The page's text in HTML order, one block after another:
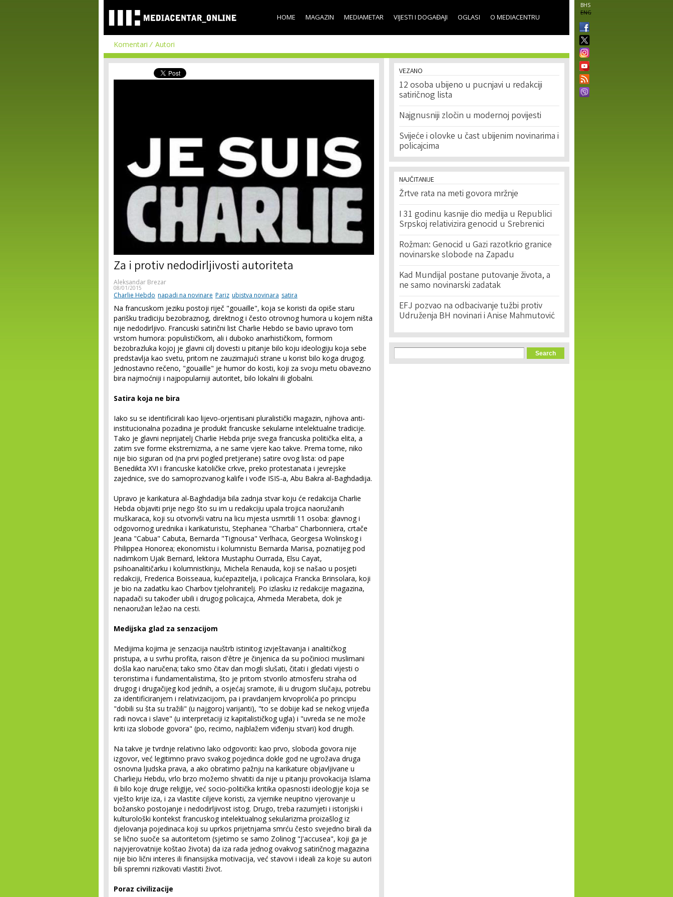
main
content
BHS
ENG
HOME MAGAZIN MEDIAMETAR VIJESTI I DOGAĐAJI OGLASI O MEDIACENTRU
Komentari Autori
Za i protiv nedodirljivosti autoriteta
Aleksandar Brezar
08/01/2015
Charlie Hebdo napadi na novinare Pariz ubistva novinara satira
Na francuskom jeziku postoji riječ "gouaille", koja se koristi da opiše staru
parišku tradiciju bezobraznog, direktnog i često otrovnog humora u kojem ništa
nije nedodirljivo. Francuski satirični list Charlie Hebdo se bavio upravo tom
vrstom humora: populističkom, ali i duboko anarhističkom, formom
bezobrazluka kojoj je glavni cilj dovesti u pitanje bilo koju ideologiju koja sebe
predstavlja kao svetu, pritom ne zauzimajući strane u korist bilo koga drugog.
Jednostavno rečeno, "gouaille" je humor do kosti, koji za svoju metu obavezno
bira najmoćniji i najpopularniji autoritet, bilo lokalni ili globalni.
Satira koja ne bira
Iako su se identificirali kao lijevo-orjentisani pluralistički magazin, njihova anti-
institucionalna pozadina je produkt francuske sekularne intelektualne tradicije.
Tako je glavni neprijatelj Charlie Hebda prije svega francuska politička elita, a
zatim sve forme ekstremizma, a ne same vjere kao takve. Prema tome, niko
nije bio siguran od (na prvi pogled pretjerane) satire ovog lista: od pape
Benedikta XVI i francuske katoličke crkve, preko protestanata i jevrejske
zajednice, sve do samoprozvanog kalife i vođe ISIS-a, Abu Bakra al-Baghdadija.
Upravo je karikatura al-Baghdadija bila zadnja stvar koju će redakcija Charlie
Hebda objaviti prije nego što su im u redakciju upala trojica naoružanih
muškaraca, koji su otvorivši vatru na licu mjesta usmrtili 11 osoba: glavnog i
odgovornog urednika i karikaturistu, Stephanea "Charba" Charbonniera, crtače
Jeana "Cabua" Cabuta, Bernarda "Tignousa" Verlhaca, Georgesa Wolinskog i
Philippea Honorea; ekonomistu i kolumnistu Bernarda Marisa, poznatijeg pod
nadimkom Ujak Bernard, lektora Mustaphu Ourrada, Elsu Cayat,
psihoanalitičarku i kolumnistkinju, Michela Renauda, koji se našao u posjeti
redakciji, Frederica Boisseaua, kućepazitelja, i policajca Francka Brinsolara, koji
je bio na zadatku kao Charbov tjelohranitelj. Po izlasku iz redakcije magazina,
napadači su također ubili i drugog policajca, Ahmeda Merabeta, dok je
nenaoružan ležao na cesti.
Medijska glad za senzacijom
Medijima kojima je senzacija nauštrb istinitog izvještavanja i analitičkog
pristupa, a u svrhu profita, raison d'être je činjenica da su počinioci muslimani
došla kao naručena; tako smo čitav dan mogli slušati, čitati i gledati vijesti o
teroristima i fundamentalistima, što je pritom stvorilo atmosferu straha od
drugog i drugačijeg kod jednih, a osjećaj sramote, ili u drugom slučaju, potrebu
za identificiranjem i relativizacijom, pa i pravdanjem krvoprolića po principu
"dobili su šta su tražili" (u najgoroj varijanti), "to se dobije kad se nekog vrijeđa
radi novca i slave" (u interpretaciji iz kapitalističkog ugla) i "uvreda se ne može
kriti iza slobode govora" (po, recimo, najblažem viđenju stvari) kod drugih.
Na takve je tvrdnje relativno lako odgovoriti: kao prvo, sloboda govora nije
izgovor, već legitimno pravo svakog pojedinca dokle god ne ugrožava druga
osnovna ljudska prava, a ako obratimo pažnju na karikature objavljivane u
Charlieju Hebdu, vrlo brzo možemo shvatiti da nije u pitanju provokacija Islama
ili bilo koje druge religije, već socio-politička kritika opasnosti ideologije koja se
vješto krije iza, i za vlastite ciljeve koristi, za vjernike neupitno vjerovanje u
božansko postojanje i nedodirljivost istog. Drugo, treba razumjeti i istorijski i
kulturološki kontekst francuskog intelektualnog sekularizma proizašlog iz
djelovanja pojedinaca koji su uprkos prijetnjama smrću često svejedno birali da
se lično suoče sa autoritetom (sjetimo se samo Zolinog "J'accusea", koji ga je
najvjerovatnije koštao života) da iza rada jednog ovakvog satiričnog magazina
nije bio lični interes ili finansijska motivacija, već stavovi i ideali za koje su autori
bili spremni rizikovati vlastiti život.
Poraz civilizacije
VEZANO
12 osoba ubijeno u pucnjavi u redakciji
satiričnog lista
Najgnusniji zločin u modernoj povijesti
Svijeće i olovke u čast ubijenim novinarima i
policajcima
NAJČITANIJE
Žrtve rata na meti govora mržnje
I 31 godinu kasnije dio medija u Republici
Srpskoj relativizira genocid u Srebrenici
Rožman: Genocid u Gazi razotkrio granice
novinarske slobode na Zapadu
Kad Mundijal postane putovanje života, a
ne samo novinarski zadatak
EFJ pozvao na odbacivanje tužbi protiv
Udruženja BH novinari i Anise Mahmutović
Search form
Search